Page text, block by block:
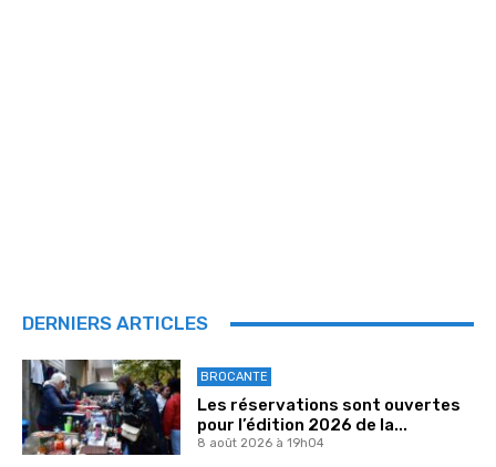
DERNIERS ARTICLES
BROCANTE
Les réservations sont ouvertes
pour l’édition 2026 de la...
8 août 2026 à 19h04